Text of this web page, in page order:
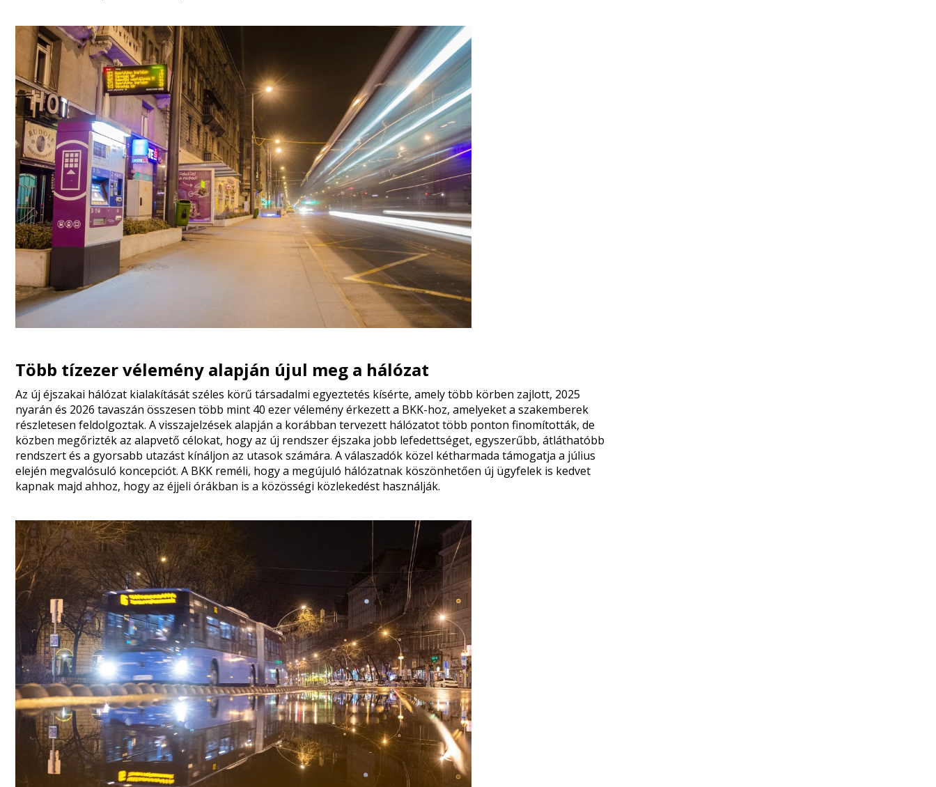
Több tízezer vélemény alapján újul meg a hálózat
Az új éjszakai hálózat kialakítását széles körű társadalmi egyeztetés kísérte, amely több körben zajlott, 2025
nyarán és 2026 tavaszán összesen több mint 40 ezer vélemény érkezett a BKK-hoz, amelyeket a szakemberek
részletesen feldolgoztak. A visszajelzések alapján a korábban tervezett hálózatot több ponton finomították, de
közben megőrizték az alapvető célokat, hogy az új rendszer éjszaka jobb lefedettséget, egyszerűbb, átláthatóbb
rendszert és a gyorsabb utazást kínáljon az utasok számára. A válaszadók közel kétharmada támogatja a július
elején megvalósuló koncepciót. A BKK reméli, hogy a megújuló hálózatnak köszönhetően új ügyfelek is kedvet
kapnak majd ahhoz, hogy az éjjeli órákban is a közösségi közlekedést használják.